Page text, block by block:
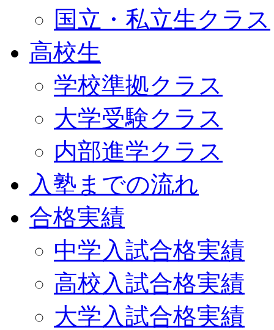
国立・私立生クラス
高校生
学校準拠クラス
大学受験クラス
内部進学クラス
入塾までの流れ
合格実績
中学入試合格実績
高校入試合格実績
大学入試合格実績